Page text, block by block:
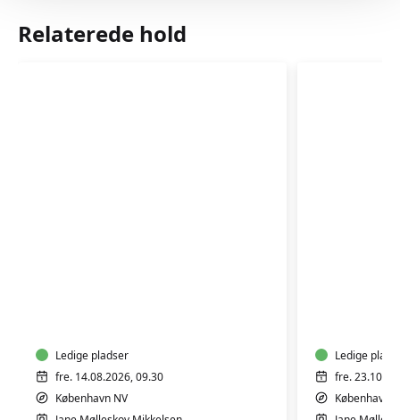
Relaterede hold
2-
4
år
Ledige pladser
fre. 14.08.2026, 09.30
København NV
2-
4
år
Ledige
fre.
København